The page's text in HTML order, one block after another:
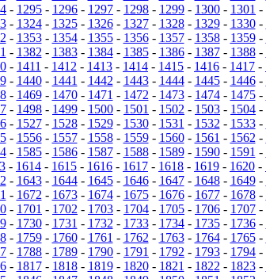
- 1295 - 1296 - 1297 - 1298 - 1299 - 1300 - 1301 -
- 1324- 1325- 1326- 1327- 1328- 1329- 1330-
- 1353- 1354- 1355- 1356- 1357- 1358- 1359-
- 1382 - 1383- 1384- 1385- 1386- 1387- 1388-
- 1411 - 1412 - 1413 - 1414 - 1415 - 1416 - 1417 -
- 1440- 1441 - 1442 - 1443- 1444- 1445- 1446-
- 1469- 1470- 1471 - 1472 - 1473- 1474- 1475-
- 1498 - 1499 - 1500 - 1501 - 1502 - 1503 - 1504 -
- 1527- 1528- 1529- 1530- 1531 - 1532 - 1533-
- 1556- 1557- 1558- 1559- 1560- 1561 - 1562 -
- 1585- 1586- 1587- 1588- 1589- 1590- 1591 -
- 1614 - 1615 - 1616 - 1617 - 1618 - 1619 - 1620 -
- 1643- 1644- 1645- 1646- 1647- 1648- 1649-
- 1672 - 1673- 1674- 1675- 1676- 1677- 1678-
- 1701 - 1702 - 1703 - 1704 - 1705 - 1706 - 1707 -
- 1730- 1731 - 1732 - 1733- 1734- 1735- 1736-
- 1759- 1760- 1761 - 1762 - 1763- 1764- 1765-
- 1788 - 1789 - 1790 - 1791 - 1792 - 1793 - 1794 -
- 1817- 1818- 1819- 1820- 1821 - 1822 - 1823-